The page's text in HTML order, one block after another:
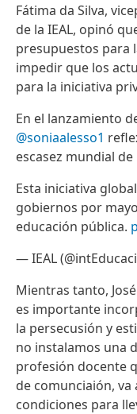
Fátima da Silva,
de la IEAL, opinó
presupuestos para
impedir que los
para la iniciativa
En el lanzamiento
@soniaalesso1
escasez mundial
Esta iniciativa
gobiernos por
educación pública.
— IEAL
Mientras tanto,
es importante
la persecusión y
no instalamos una
profesión docente
de comunciaión,
condiciones para